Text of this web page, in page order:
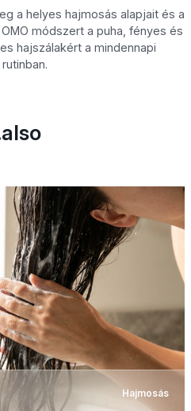
a helyes hajmosás alapjait és a
módszert a puha, fényes és
hajszálakért a mindennapi
Hajmosás